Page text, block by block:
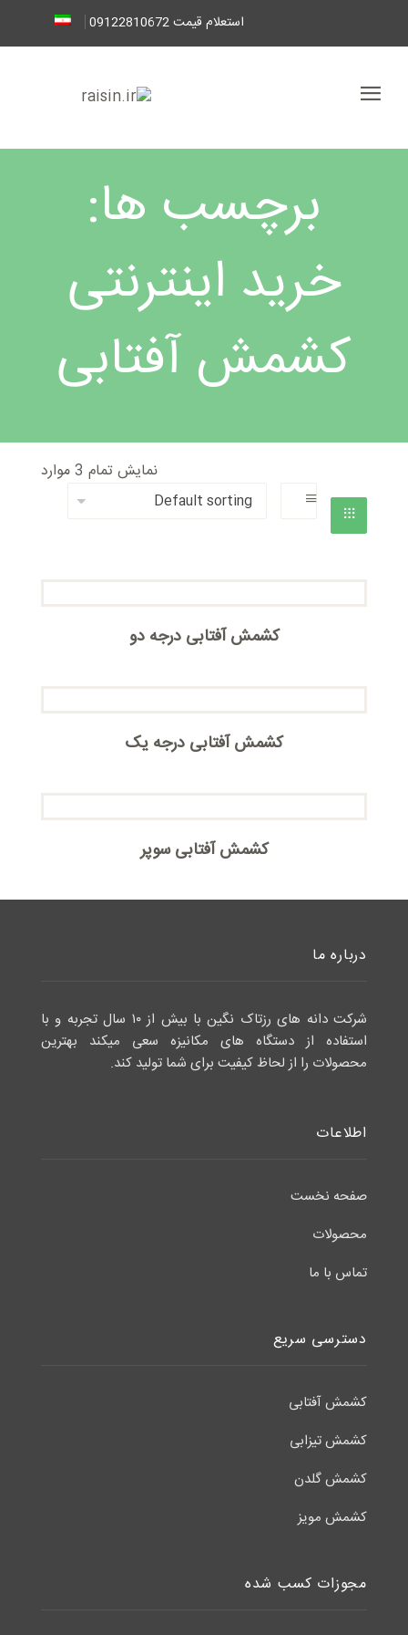
استعلام قیمت 09122810672
برچسب ها:
خرید اینترنتی
کشمش آفتابی
نمایش تمام 3 موارد
کشمش آفتابی درجه دو
کشمش آفتابی درجه یک
کشمش آفتابی سوپر
درباره ما
شرکت دانه های رزتاک نگین با بیش از ۱۰ سال تجربه و با
استفاده از دستگاه های مکانیزه سعی میکند بهترین
محصولات را از لحاظ کیفیت برای شما تولید کند.
اطلاعات
صفحه نخست
محصولات
تماس با ما
دسترسی سریع
کشمش آفتابی
کشمش تیزابی
کشمش گلدن
کشمش مویز
مجوزات کسب شده